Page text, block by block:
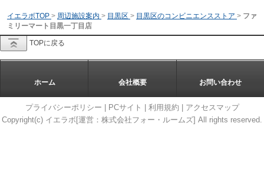
イエラボTOP > 周辺施設案内 > 目黒区 > 目黒区のコンビニエンスストア > ファ
ミリーマート目黒一丁目店
TOPに戻る
ホーム 会社概要 お問い合わせ
プライバシーポリシー PCサイト 利用規約
アクセスマップ
Copyright(c) イエラボ[運営：株式会社フォー・ルームズ] All rights reserved.